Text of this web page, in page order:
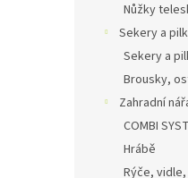
Nůžky
Sekery a
Sekery a
Brousky,
Zahradní
COMBI
Hrábě
Rýče,